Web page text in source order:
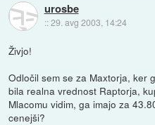
urosbe
::29. avg 2003, 14:24
Živjo!
Odločil sem se za Maxtorja, ker
bila realna vrednost Raptorja,
Mlacomu vidim, ga imajo za
cenejši?